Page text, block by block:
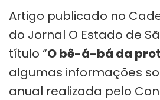
Artigo publicado no
do Jornal O Estado de
título “O bê-á-bá da
algumas informações
anual rea­li­zada pelo